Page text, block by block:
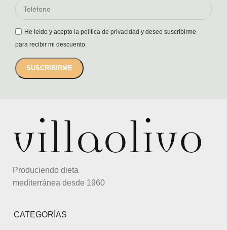
He leído y acepto la política de privacidad y deseo suscribirme
para recibir mi descuento.
Produciendo dieta
mediterránea desde 1960
CATEGORÍAS